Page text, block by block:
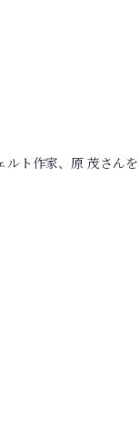
ルト作家、原 茂さん